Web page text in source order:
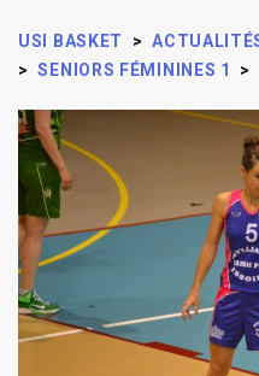
USI BASKET >
> SENIORS FÉMININES 1 >